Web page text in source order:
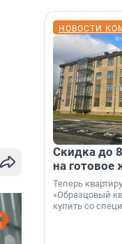
НОВОСТИ
Скидка до
на готовое
Теперь
«Образцовый
купить со